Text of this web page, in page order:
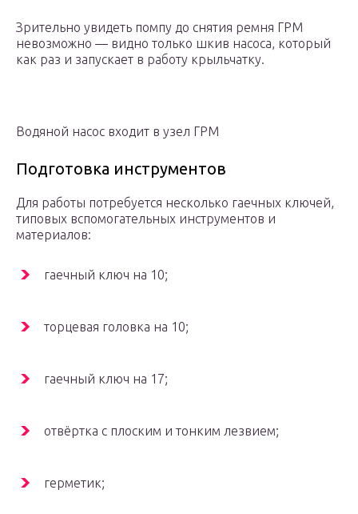
Зрительно увидеть помпу до снятия ремня ГРМ
невозможно — видно только шкив насоса, который
как раз и запускает в работу крыльчатку.
Водяной насос входит в узел ГРМ
Подготовка инструментов
Для работы потребуется несколько гаечных ключей,
типовых вспомогательных инструментов и
материалов:
гаечный ключ на 10;
торцевая головка на 10;
гаечный ключ на 17;
отвёртка с плоским и тонким лезвием;
герметик;